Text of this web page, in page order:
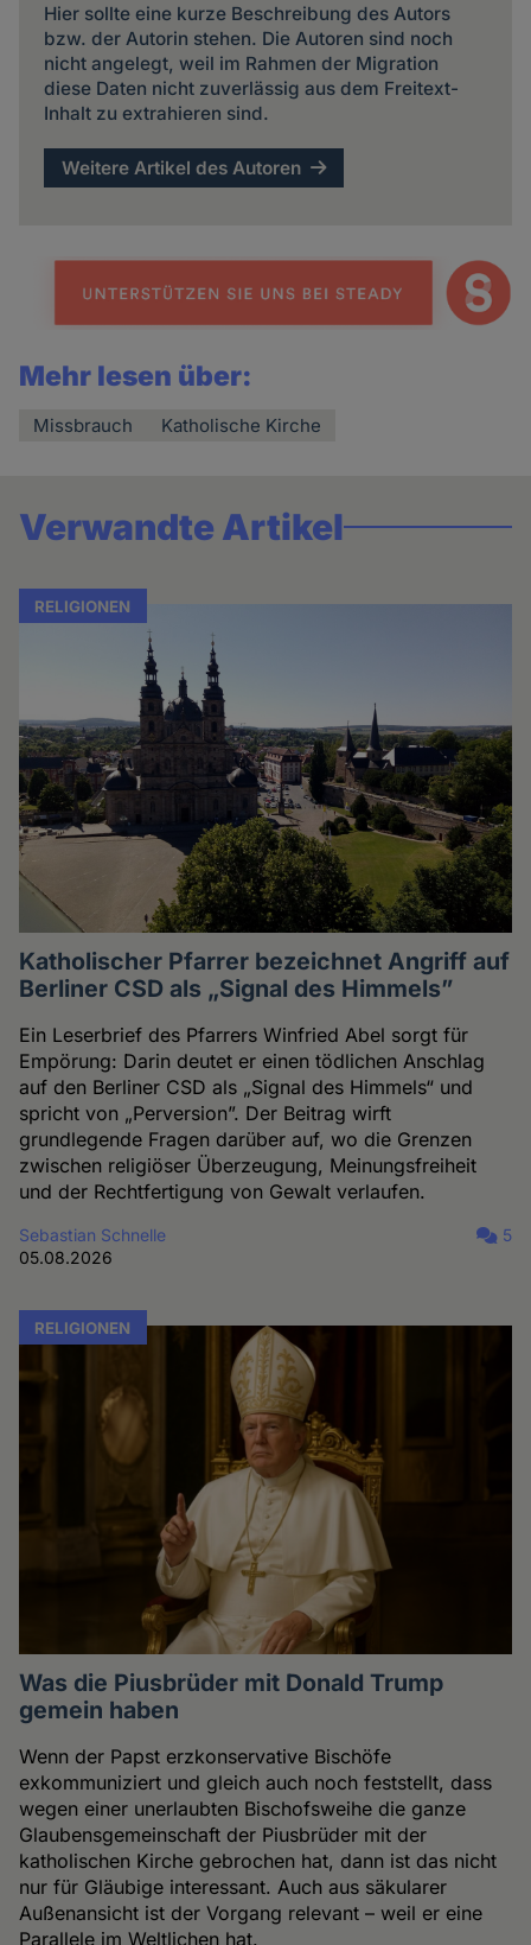
Hier sollte eine kurze Beschreibung des Autors
bzw. der Autorin stehen. Die Autoren sind noch
nicht angelegt, weil im Rahmen der Migration
diese Daten nicht zuverlässig aus dem Freitext-
Inhalt zu extrahieren sind.
Weitere Artikel des Autoren
Mehr lesen über:
Missbrauch Katholische Kirche
Verwandte Artikel
RELIGIONEN
Katholischer Pfarrer bezeichnet Angriff auf
Berliner CSD als „Signal des Himmels”
Ein Leserbrief des Pfarrers Winfried Abel sorgt für
Empörung: Darin deutet er einen tödlichen Anschlag
auf den Berliner CSD als „Signal des Himmels“ und
spricht von „Perversion”. Der Beitrag wirft
grundlegende Fragen darüber auf, wo die Grenzen
zwischen religiöser Überzeugung, Meinungsfreiheit
und der Rechtfertigung von Gewalt verlaufen.
Sebastian Schnelle
05.08.2026
5
RELIGIONEN
Was die Piusbrüder mit Donald Trump
gemein haben
Wenn der Papst erzkonservative Bischöfe
exkommuniziert und gleich auch noch feststellt, dass
wegen einer unerlaubten Bischofsweihe die ganze
Glaubensgemeinschaft der Piusbrüder mit der
katholischen Kirche gebrochen hat, dann ist das nicht
nur für Gläubige interessant. Auch aus säkularer
Außenansicht ist der Vorgang relevant – weil er eine
Parallele im Weltlichen hat.